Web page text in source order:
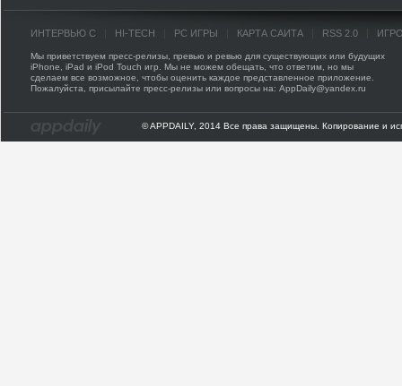
ИНТЕРВЬЮ С HI-TECH PC ИГРЫ КАРТА САЙТА RSS 2.0
Мы приветствуем пресс-релизы, превью и ревью для существующих или будущих
iPhone, iPad и iPod Touch игр. Мы не можем обещать, что ответим, но мы
сделаем все возможное, чтобы оценить каждое представленное приложение.
Пожалуйста, присылайте пресс-релизы или вопросы на: AppDaily@yandex.ru
© APPDAILY, 2014 Все права защищены. Копирование и